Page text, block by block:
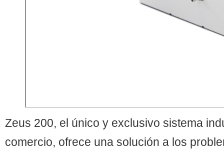
Zeus 200, el único y exclusivo sistema
comercio, ofrece una solución a los